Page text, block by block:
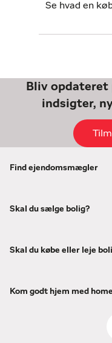
Se hvad en
Bliv
indsigter,
Find ejendomsmægler
Skal du sælge bolig?
Skal du købe eller leje
Kom godt hjem med home